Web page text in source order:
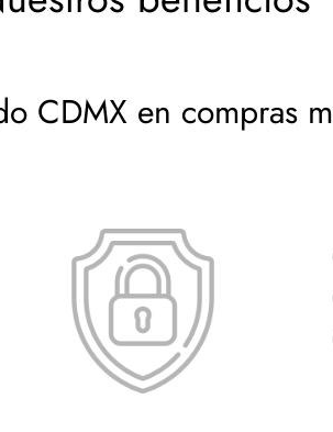
CDMX en compras